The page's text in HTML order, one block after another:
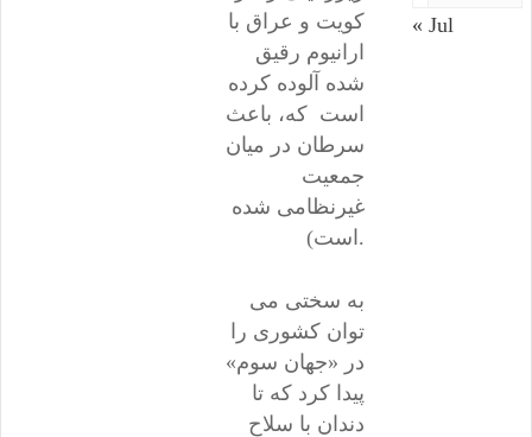
کویت و عراق با
ارانیوم رقیق
شده آلوده کرده
است که، باعث
سرطان در میان
جمعیت
غیرنظامی شده
است).
به سختی می
توان کشوری را
در «جهان سوم»
پیدا کرد که تا
دندان با سلاح
« Jul